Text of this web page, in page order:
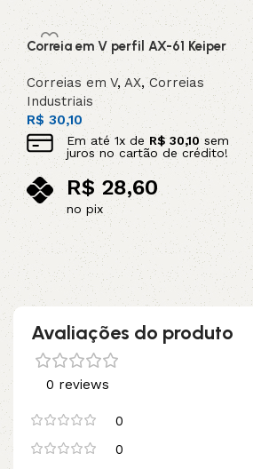
Correia em V perfil AX-61 Keiper
Correias em V, AX,Correias
Industriais
R$ 30,10
Em até 1x de R$30,10sem
juros no cartão de crédito!
R$28,60
no pix
Adicionar ao carrinho
Avaliações do produto
0 reviews
0
0